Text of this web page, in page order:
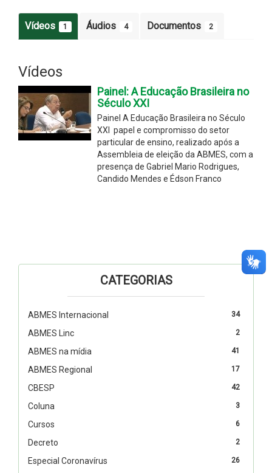
Vídeos 1 Áudios 4 Documentos 2
Vídeos
Painel: A Educação Brasileira no
Século XXI
Painel A Educação Brasileira no Século
XXI  papel e compromisso do setor
particular de ensino, realizado após a
Assembleia de eleição da ABMES, com a
presença de Gabriel Mario Rodrigues,
Candido Mendes e Édson Franco
CATEGORIAS
34
ABMES Internacional
2
ABMES Linc
41
ABMES na mídia
17
ABMES Regional
42
CBESP
3
Coluna
6
Cursos
2
Decreto
26
Especial Coronavírus